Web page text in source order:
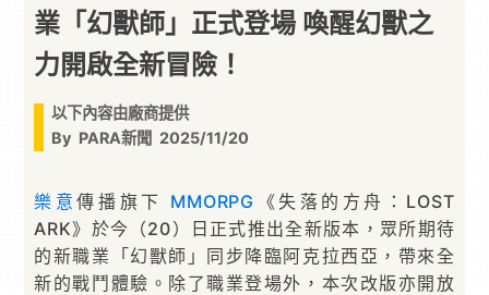
業「幻獸師」正式登場 喚醒幻獸之
力開啟全新冒險！
以下內容由廠商提供
By PARA新聞 2025/11/20
樂意傳播旗下 MMORPG 《失落的方舟：LOST
ARK》於今（20）日正式推出全新版本，眾所期待
的新職業「幻獸師」同步降臨阿克拉西亞，帶來全
新的戰鬥體驗。除了職業登場外，本次改版亦開放